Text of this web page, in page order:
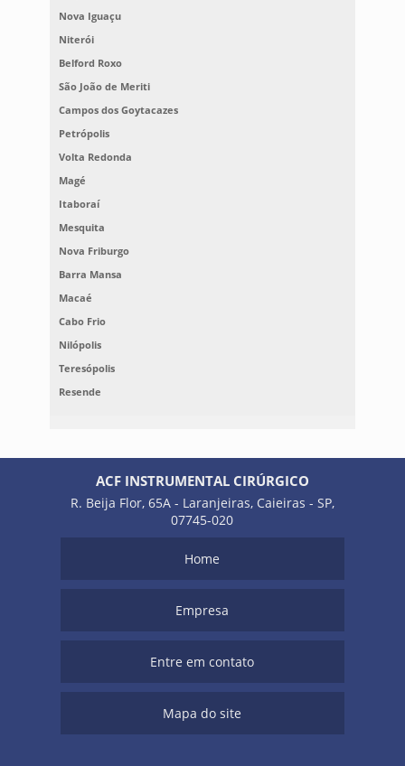
Nova Iguaçu
Niterói
Belford Roxo
São João de Meriti
Campos dos Goytacazes
Petrópolis
Volta Redonda
Magé
Itaboraí
Mesquita
Nova Friburgo
Barra Mansa
Macaé
Cabo Frio
Nilópolis
Teresópolis
Resende
ACF INSTRUMENTAL CIRÚRGICO
R. Beija Flor, 65A - Laranjeiras, Caieiras - SP,
07745-020
Home
Empresa
Entre em contato
Mapa do site